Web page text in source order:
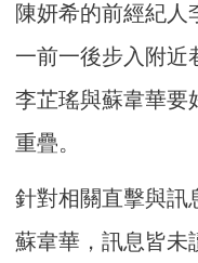
陳妍希的前經紀人
一前一後步入附近
李芷瑤與蘇韋華要
重疊。
針對相關直擊與訊
蘇韋華，訊息皆未